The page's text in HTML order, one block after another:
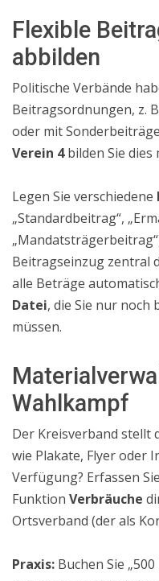
Flexible
abbilden
Politische Verbände
Beitragsordnungen, z.
oder mit
Verein 4bilden Sie dies
Legen Sie verschiedene
„Standardbeitrag“,
Beitragseinzug zentral
alle Beträge
Datei, die Sie nur noch
müssen.
Wahlkampf
Der Kreisverband stellt
wie Plakate, Flyer oder
Verfügung? Erfassen
Funktion Verbräuche
Ortsverband (der als
Praxis: Buchen Sie